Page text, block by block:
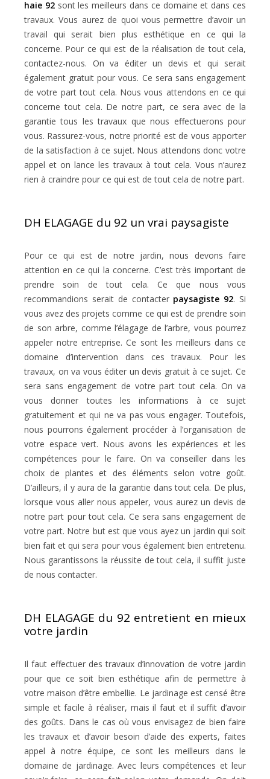
haie 92sont les meilleurs dans ce domaine et dans ces
travaux. Vous aurez de quoi vous permettre d’avoir un
travail qui serait bien plus esthétique en ce qui la
concerne. Pour ce qui est de la réalisation de tout cela,
contactez-nous. On va éditer un devis et qui serait
également gratuit pour vous. Ce sera sans engagement
de votre part tout cela. Nous vous attendons en ce qui
concerne tout cela. De notre part, ce sera avec de la
garantie tous les travaux que nous effectuerons pour
vous. Rassurez-vous, notre priorité est de vous apporter
de la satisfaction à ce sujet. Nous attendons donc votre
appel et on lance les travaux à tout cela. Vous n’aurez
rien à craindre pour ce qui est de tout cela de notre part.
DH ELAGAGE du 92 un vrai paysagiste
Pour ce qui est de notre jardin, nous devons faire
attention en ce qui la concerne. C’est très important de
prendre soin de tout cela. Ce que nous vous
recommandions serait de contacter paysagiste 92. Si
vous avez des projets comme ce qui est de prendre soin
de son arbre, comme l’élagage de l’arbre, vous pourrez
appeler notre entreprise. Ce sont les meilleurs dans ce
domaine d’intervention dans ces travaux. Pour les
travaux, on va vous éditer un devis gratuit à ce sujet. Ce
sera sans engagement de votre part tout cela. On va
vous donner toutes les informations à ce sujet
gratuitement et qui ne va pas vous engager. Toutefois,
nous pourrons également procéder à l’organisation de
votre espace vert. Nous avons les expériences et les
compétences pour le faire. On va conseiller dans les
choix de plantes et des éléments selon votre goût.
D’ailleurs, il y aura de la garantie dans tout cela. De plus,
lorsque vous aller nous appeler, vous aurez un devis de
notre part pour tout cela. Ce sera sans engagement de
votre part. Notre but est que vous ayez un jardin qui soit
bien fait et qui sera pour vous également bien entretenu.
Nous garantissons la réussite de tout cela, il suffit juste
de nous contacter.
DH ELAGAGE du 92 entretient en mieux
votre jardin
Il faut effectuer des travaux d’innovation de votre jardin
pour que ce soit bien esthétique afin de permettre à
votre maison d’être embellie. Le jardinage est censé être
simple et facile à réaliser, mais il faut et il suffit d’avoir
des goûts. Dans le cas où vous envisagez de bien faire
les travaux et d’avoir besoin d’aide des experts, faites
appel à notre équipe, ce sont les meilleurs dans le
domaine de jardinage. Avec leurs compétences et leur